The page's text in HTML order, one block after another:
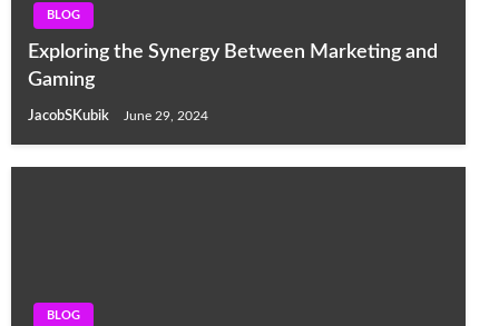
BLOG
Exploring the Synergy Between Marketing and
Gaming
JacobSKubik June 29, 2024
BLOG